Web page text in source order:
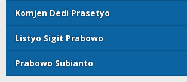
Komjen Dedi Prasetyo
Listyo Sigit Prabowo
Prabowo Subianto